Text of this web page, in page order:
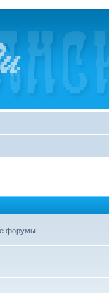
форумы.